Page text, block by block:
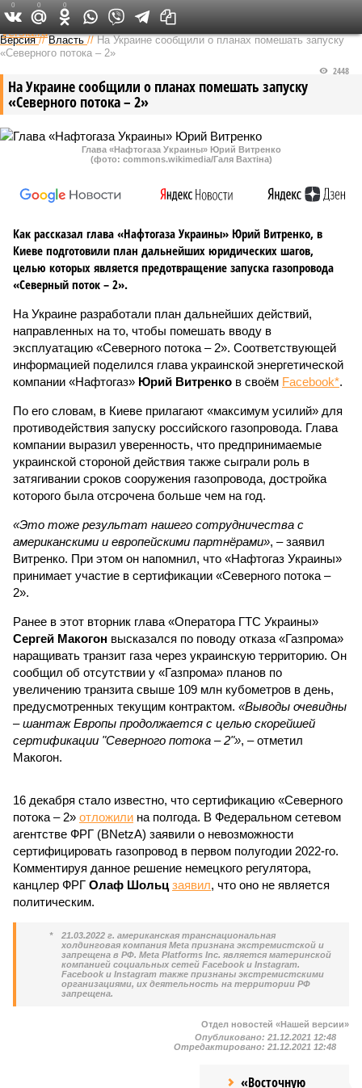
Федеральный выпуск
Версия //Власть //На Украине сообщили о планах помешать запуску
«Северного потока – 2»
На Украине сообщили о планах помешать запуску
«Северного потока – 2»
2448
Глава «Нафтогаза Украины» Юрий Витренко
(фото: commons.wikimedia/Галя Вахтіна)
Как рассказал глава «Нафтогаза Украины» Юрий Витренко, в
Киеве подготовили план дальнейших юридических шагов,
целью которых является предотвращение запуска газопровода
«Северный поток – 2».
На Украине разработали план дальнейших действий,
направленных на то, чтобы помешать вводу в
эксплуатацию «Северного потока – 2». Соответствующей
информацией поделился глава украинской энергетической
компании «Нафтогаз» Юрий Витренко в своём Facebook*.
По его словам, в Киеве прилагают «максимум усилий» для
противодействия запуску российского газопровода. Глава
компании выразил уверенность, что предпринимаемые
украинской стороной действия также сыграли роль в
затягивании сроков сооружения газопровода, достройка
которого была отсрочена больше чем на год.
«Это тоже результат нашего сотрудничества с
американскими и европейскими партнёрами», – заявил
Витренко. При этом он напомнил, что «Нафтогаз Украины»
принимает участие в сертификации «Северного потока –
2».
Ранее в этот вторник глава «Оператора ГТС Украины»
Сергей Макогон высказался по поводу отказа «Газпрома»
наращивать транзит газа через украинскую территорию. Он
сообщил об отсутствии у «Газпрома» планов по
увеличению транзита свыше 109 млн кубометров в день,
предусмотренных текущим контрактом. «Выводы очевидны
– шантаж Европы продолжается с целью скорейшей
сертификации "Северного потока – 2"», – отметил
Макогон.
16 декабря стало известно, что сертификацию «Северного
потока – 2» отложили на полгода. В Федеральном сетевом
агентстве ФРГ (BNetzA) заявили о невозможности
сертифицировать газопровод в первом полугодии 2022-го.
Комментируя данное решение немецкого регулятора,
канцлер ФРГ Олаф Шольц заявил, что оно не является
политическим.
*
21.03.2022 г. американская транснациональная
холдинговая компания Meta признана экстремистской и
запрещена в РФ. Meta Platforms Inc. является материнской
компанией социальных сетей Facebook и Instagram.
Facebook и Instagram также признаны экстремистскими
организациями, их деятельность на территории РФ
запрещена.
0 0 0
Отдел новостей «Нашей версии»
Опубликовано: 21.12.2021 12:48
Отредактировано: 21.12.2021 12:48
«Восточную